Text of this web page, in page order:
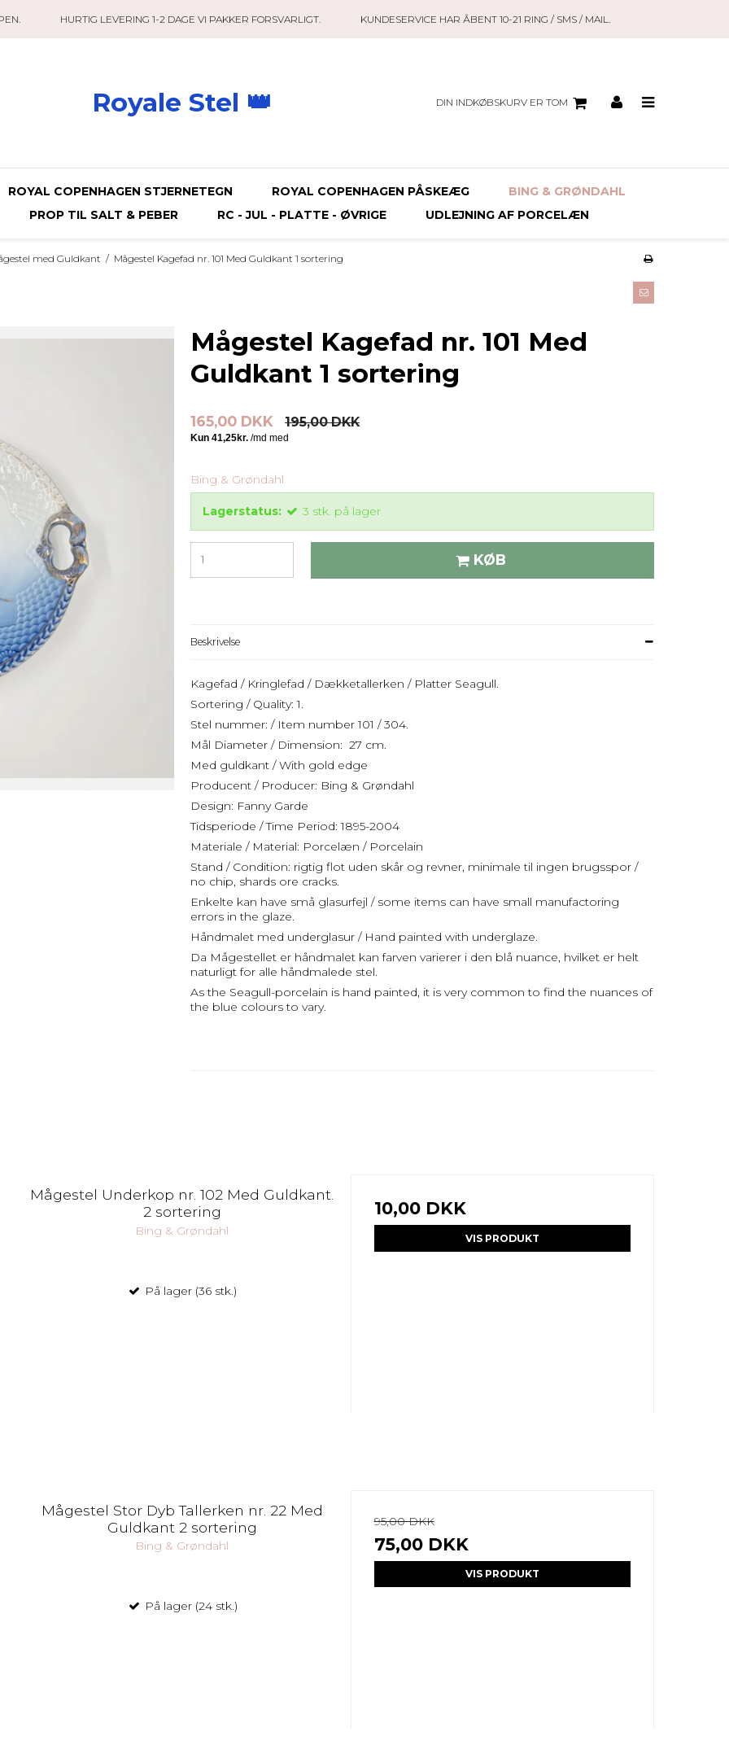
HURTIG LEVERING 1-2 DAGE VI PAKKER FORSVARLIGT. KUNDESERVICE HAR ÅBENT 10-21 RING / SMS / MAIL.
Royale Stel 👑 DIN INDKØBSKURV ER TOM
ROYAL COPENHAGEN STJERNETEGN ROYAL COPENHAGEN PÅSKEÆG
BING & GRØNDAHL
PROP TIL SALT & PEBER
RC - JUL - PLATTE - ØVRIGE UDLEJNING AF PORCELÆN
med Guldkant / Mågestel Kagefad nr. 101 Med Guldkant 1 sortering
Mågestel Kagefad nr. 101 Med
Guldkant 1 sortering
165,00 DKK 195,00 DKK
Bing & Grøndahl
Lagerstatus: 3 stk. på lager
KØB
Beskrivelse
Kagefad / Kringlefad / Dækketallerken / Platter Seagull.
Sortering / Quality: 1.
Stel nummer: / Item number 101 / 304.
Mål Diameter / Dimension: 27 cm.
Med guldkant / With gold edge
Producent / Producer: Bing & Grøndahl
Design: Fanny Garde
Tidsperiode / Time Period: 1895-2004
Materiale / Material: Porcelæn / Porcelain
Stand / Condition: rigtig flot uden skår og revner, minimale til ingen brugsspor /
no chip, shards ore cracks.
Enkelte kan have små glasurfejl / some items can have small manufactoring
errors in the glaze.
Håndmalet med underglasur / Hand painted with underglaze.
Da Mågestellet er håndmalet kan farven varierer i den blå nuance, hvilket er helt
naturligt for alle håndmalede stel.
As the Seagull-porcelain is hand painted, it is very common to find the nuances of
the blue colours to vary.
Mågestel Underkop nr. 102 Med Guldkant.
2 sortering
Bing & Grøndahl
På lager (36 stk.)
10,00 DKK
VIS PRODUKT
Mågestel Stor Dyb Tallerken nr. 22 Med
Guldkant 2 sortering
Bing & Grøndahl
På lager (24 stk.)
95,00 DKK
75,00 DKK
VIS PRODUKT